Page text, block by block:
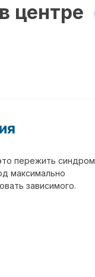
центре
пережить синдром
максимально
зависимого.